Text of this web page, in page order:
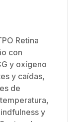
Retina
con
y oxígeno
y caídas,
de
y